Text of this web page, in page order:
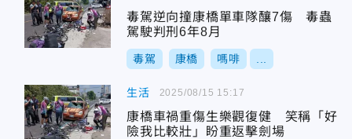
毒駕逆向撞康橋單車隊釀7傷 毒蟲
駕駛判刑6年8月
毒駕 康橋 嗎啡
生活
康橋車禍重傷生樂觀復健 笑稱「好
險我比較壯」盼重返擊劍場
2025/08/15 15:17